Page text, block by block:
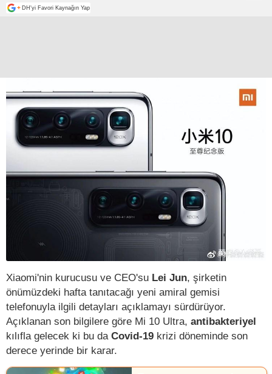
+ DH'yi Favori Kaynağın Yap
Xiaomi'nin kurucusu ve CEO'su Lei Jun, şirketin
önümüzdeki hafta tanıtacağı yeni amiral gemisi
telefonuyla ilgili detayları açıklamayı sürdürüyor.
Açıklanan son bilgilere göre Mi 10 Ultra, antibakteriyel
kılıfla gelecek ki bu da Covid-19 krizi döneminde son
derece yerinde bir karar.